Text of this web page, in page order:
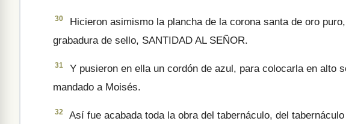
30
Hicieron asimismo la plancha de la corona santa de oro
grabadura de sello, SANTIDAD AL SEÑOR.
31
Y pusieron en ella un cordón de azul, para colocarla en alto
mandado a Moisés.
32
Así fue acabada toda la obra del tabernáculo, del